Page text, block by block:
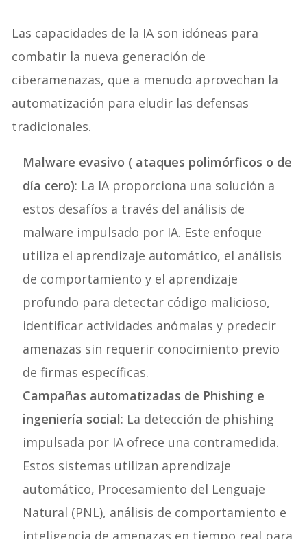
Las capacidades de la IA son idóneas para
combatir la nueva generación de
ciberamenazas, que a menudo aprovechan la
automatización para eludir las defensas
tradicionales.
Malware evasivo ( ataques polimórficos o de
día cero): La IA proporciona una solución a
estos desafíos a través del análisis de
malware impulsado por IA. Este enfoque
utiliza el aprendizaje automático, el análisis
de comportamiento y el aprendizaje
profundo para detectar código malicioso,
identificar actividades anómalas y predecir
amenazas sin requerir conocimiento previo
de firmas específicas.
Campañas automatizadas de Phishing e
ingeniería social: La detección de phishing
impulsada por IA ofrece una contramedida.
Estos sistemas utilizan aprendizaje
automático, Procesamiento del Lenguaje
Natural (PNL), análisis de comportamiento e
inteligencia de amenazas en tiempo real para